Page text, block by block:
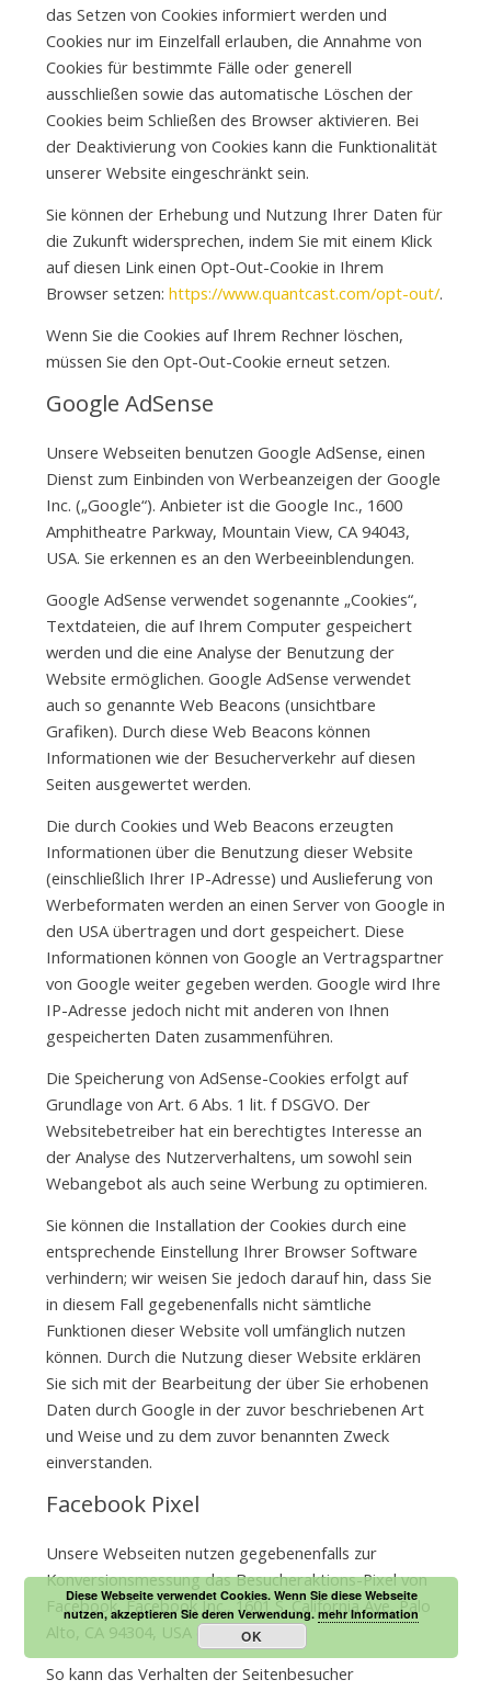
das Setzen von Cookies informiert werden und
Cookies nur im Einzelfall erlauben, die Annahme von
Cookies für bestimmte Fälle oder generell
ausschließen sowie das automatische Löschen der
Cookies beim Schließen des Browser aktivieren. Bei
der Deaktivierung von Cookies kann die Funktionalität
unserer Website eingeschränkt sein.
Sie können der Erhebung und Nutzung Ihrer Daten für
die Zukunft widersprechen, indem Sie mit einem Klick
auf diesen Link einen Opt-Out-Cookie in Ihrem
Browser setzen: https://www.quantcast.com/opt-out/.
Wenn Sie die Cookies auf Ihrem Rechner löschen,
müssen Sie den Opt-Out-Cookie erneut setzen.
Google AdSense
Unsere Webseiten benutzen Google AdSense, einen
Dienst zum Einbinden von Werbeanzeigen der Google
Inc. („Google“). Anbieter ist die Google Inc., 1600
Amphitheatre Parkway, Mountain View, CA 94043,
USA. Sie erkennen es an den Werbeeinblendungen.
Google AdSense verwendet sogenannte „Cookies“,
Textdateien, die auf Ihrem Computer gespeichert
werden und die eine Analyse der Benutzung der
Website ermöglichen. Google AdSense verwendet
auch so genannte Web Beacons (unsichtbare
Grafiken). Durch diese Web Beacons können
Informationen wie der Besucherverkehr auf diesen
Seiten ausgewertet werden.
Die durch Cookies und Web Beacons erzeugten
Informationen über die Benutzung dieser Website
(einschließlich Ihrer IP-Adresse) und Auslieferung von
Werbeformaten werden an einen Server von Google in
den USA übertragen und dort gespeichert. Diese
Informationen können von Google an Vertragspartner
von Google weiter gegeben werden. Google wird Ihre
IP-Adresse jedoch nicht mit anderen von Ihnen
gespeicherten Daten zusammenführen.
Die Speicherung von AdSense-Cookies erfolgt auf
Grundlage von Art. 6 Abs. 1 lit. f DSGVO. Der
Websitebetreiber hat ein berechtigtes Interesse an
der Analyse des Nutzerverhaltens, um sowohl sein
Webangebot als auch seine Werbung zu optimieren.
Sie können die Installation der Cookies durch eine
entsprechende Einstellung Ihrer Browser Software
verhindern; wir weisen Sie jedoch darauf hin, dass Sie
in diesem Fall gegebenenfalls nicht sämtliche
Funktionen dieser Website voll umfänglich nutzen
können. Durch die Nutzung dieser Website erklären
Sie sich mit der Bearbeitung der über Sie erhobenen
Daten durch Google in der zuvor beschriebenen Art
und Weise und zu dem zuvor benannten Zweck
einverstanden.
Facebook Pixel
Unsere Webseiten nutzen gegebenenfalls zur
Konversionsmessung das Besucheraktions-Pixel von
Facebook, Facebook Inc., 1601 S. California Ave, Palo
Alto, CA 94304, USA (“Facebook”).
So kann das Verhalten der Seitenbesucher
Diese Webseite verwendet Cookies. Wenn Sie diese Webseite
nutzen, akzeptieren Sie deren Verwendung.mehr Information
OK